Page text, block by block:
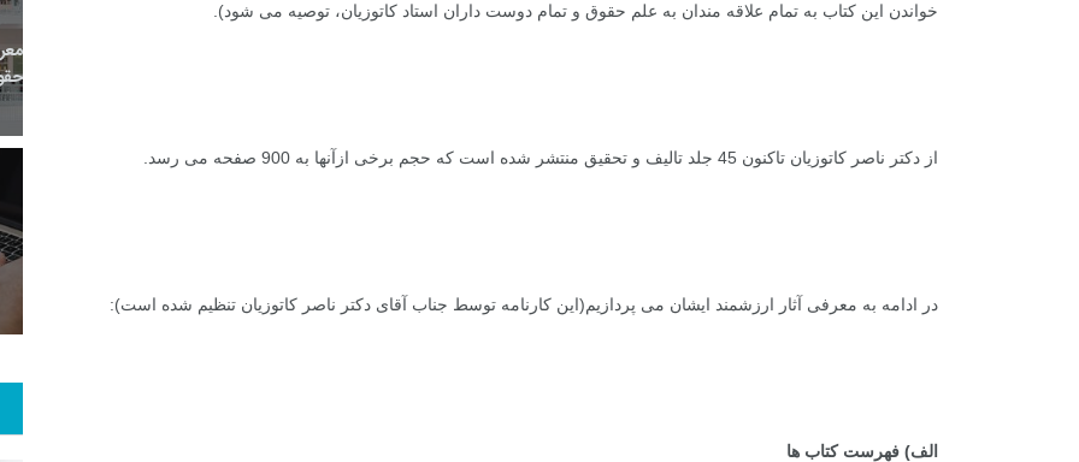
خواندن این کتاب به تمام علاقه مندان به علم حقوق و تمام دوست داران استاد کاتوزیان، توصیه می شود).
از دکتر ناصر کاتوزیان تاکنون 45 جلد تالیف و تحقیق منتشر شده است که حجم برخی ازآنها به 900 صفحه مى رسد.
در ادامه به معرفی آثار ارزشمند ایشان می پردازیم(این کارنامه توسط جناب آقای دکتر ناصر کاتوزیان تنظیم شده است):
الف) فهرست کتاب ها
0+ 0+ 0+ 1+